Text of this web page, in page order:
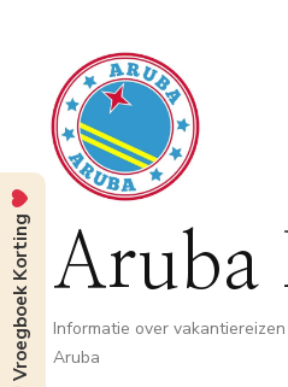
Aruba
Informatie over
Aruba
Vroegboek Korting